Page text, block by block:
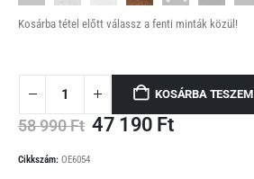
Kosárba tétel előtt válassz a fenti minták közül!
KOSÁRBA TESZEM
58 990Ft Original
47 190 FtCurrent
Cikkszám: OE6054